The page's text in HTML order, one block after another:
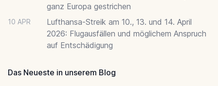
ganz Europa gestrichen
10 APR
Lufthansa-Streik am 10., 13. und 14. April
2026: Flugausfällen und möglichem Anspruch
auf Entschädigung
Das Neueste in unserem Blog